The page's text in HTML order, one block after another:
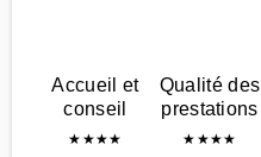
Accueil et
conseil
★ ★★★
Qualité des
prestations
★ ★★★